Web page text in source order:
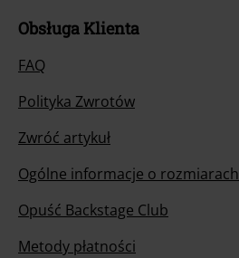
Obsługa Klienta
FAQ
Polityka Zwrotów
Zwróć artykuł
Ogólne informacje o rozmiarach
Opuść Backstage Club
Metody płatności